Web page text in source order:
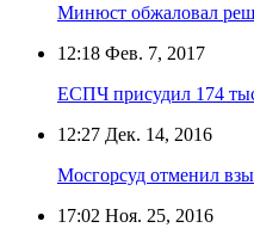
Минюст обжаловал
12:18 Фев. 7, 2017
ЕСПЧ присудил 174
12:27 Дек. 14, 2016
Мосгорсуд отменил
17:02 Ноя. 25, 2016